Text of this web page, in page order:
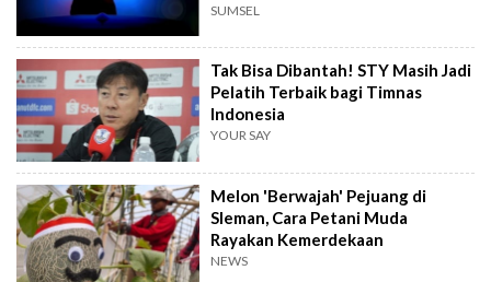
SUMSEL
Tak Bisa Dibantah! STY Masih Jadi
Pelatih Terbaik bagi Timnas
Indonesia
YOUR SAY
Melon 'Berwajah' Pejuang di
Sleman, Cara Petani Muda
Rayakan Kemerdekaan
NEWS